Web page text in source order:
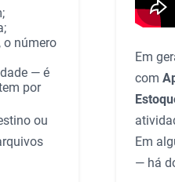
o número
— é
por
ou
Em
com
Em
— há